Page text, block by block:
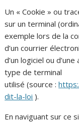
Un « Cookie » ou
sur un terminal
exemple lors de la
d’un courrier
d’un logiciel ou
type de terminal
utilisé (source :
dit-la-loi ).
En naviguant sur ce